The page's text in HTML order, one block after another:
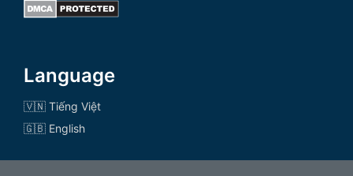
Language
🇻🇳 Tiếng Việt
🇬🇧 English